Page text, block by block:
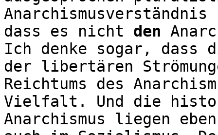
dass es nicht den
Ich denke sogar,
der libertären
Reichtums des
Vielfalt. Und die
Anarchismus liegen